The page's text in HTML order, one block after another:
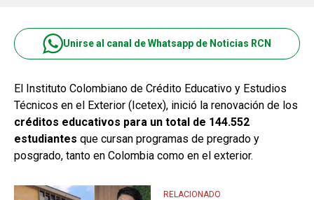
Unirse al canal de Whatsapp de Noticias RCN
El Instituto Colombiano de Crédito Educativo y Estudios
Técnicos en el Exterior (Icetex), inició la renovación de los
créditos educativos para un total de 144.552
estudiantes que cursan programas de pregrado y
posgrado, tanto en Colombia como en el exterior.
RELACIONADO